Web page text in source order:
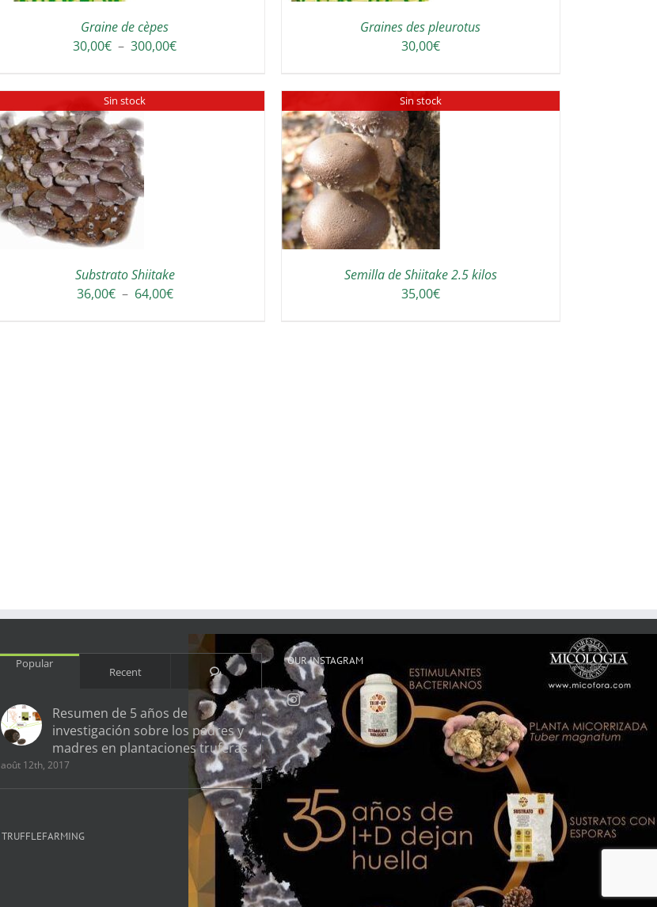
Graine de cèpes
30,00€ – 300,00€Plage
Graines des pleurotus
30,00€
Sin stock
Substrato Shiitake
36,00€ – 64,00€Plage
Sin stock
Semilla de Shiitake 2.5 kilos
35,00€
Popular
Recent Comments
Resumen de 5 años de
investigación sobre los padres y
madres en plantaciones truferas
août 12th, 2017
TRUFFLEFARMING
OUR INSTAGRAM